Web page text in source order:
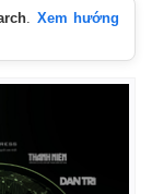
Xem hướng